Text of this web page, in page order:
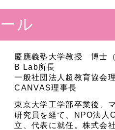
ル
慶應義塾大学教授 博士
B Lab所長
一般社団法人超教育協会
CANVAS理事長
東京大学工学部卒業後、
研究員を経て、NPO法人
立、代表に就任。株式会